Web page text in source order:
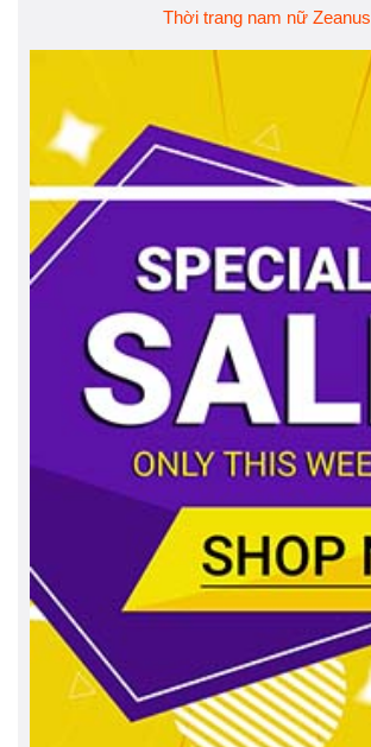
Thời trang nam nữ Zeanus